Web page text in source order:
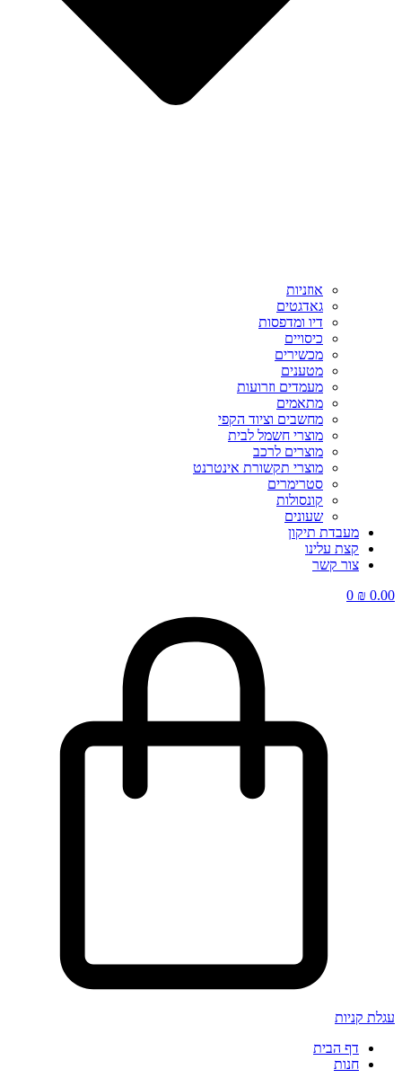
אוזניות
גאדגטים
דיו ומדפסות
כיסויים
מכשירים
מטענים
מעמדים וזרועות
מתאמים
מחשבים וציוד הקפי
מוצרי חשמל לבית
מוצרים לרכב
מוצרי תקשורת אינטרנט
סטרימרים
קונסולות
שעונים
מעבדת תיקון
קצת עלינו
צור קשר
₪0.00
0
עגלת קניות
דף הבית
חנות